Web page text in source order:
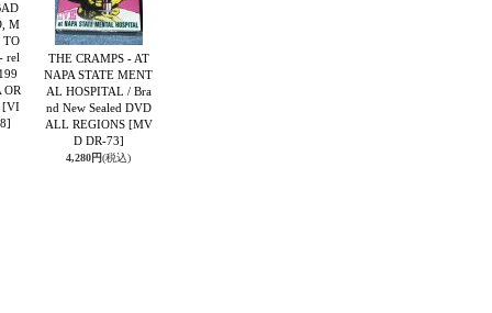
M
TO
rel
OR
[VI
THE CRAMPS - AT
NAPA STATE MENT
AL HOSPITAL / Bra
nd New Sealed DVD
ALL REGIONS [MV
D DR-73]
4,280円(税込)